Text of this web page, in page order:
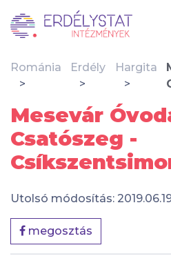
Románia Erdély Hargita
Mesevár
Csatószeg -
Utolsó módosítás:
megosztás